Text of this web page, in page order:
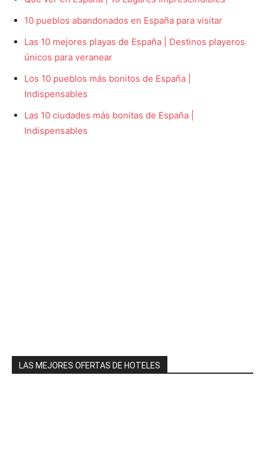
10 pueblos abandonados en España para visitar
Las 10 mejores playas de España | Destinos playeros
únicos para veranear
Los 10 pueblos más bonitos de España |
Indispensables
Las 10 ciudades más bonitas de España |
Indispensables
LAS MEJORES OFERTAS DE HOTELES